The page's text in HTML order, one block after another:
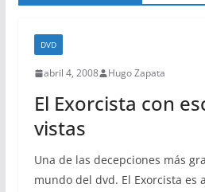
DVD
abril 4, 2008 Hugo Zapata
El Exorcista con
vistas
Una de las decepciones más
mundo del dvd. El Exorcista es